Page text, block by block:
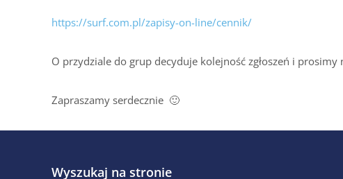
https://surf.com.pl/zapisy-on-line/cennik/
O przydziale do grup decyduje kolejność zgłoszeń i
Zapraszamy serdecznie 🙂
Wyszukaj na stronie